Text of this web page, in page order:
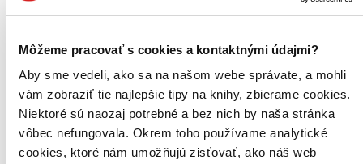
Môžeme pracovať s cookies a kontaktnými údajmi?
Aby sme vedeli, ako sa na našom webe správate, a mohli
vám zobraziť tie najlepšie tipy na knihy, zbierame cookies.
Niektoré sú naozaj potrebné a bez nich by naša stránka
vôbec nefungovala. Okrem toho používame analytické
cookies, ktoré nám umožňujú zisťovať, ako náš web
Gustave Flaubert (36 titulov)Gustave Flaubert36
Gaston LeRoux (33 titulov)Gaston LeRoux33
Romain Rolland (31 titulov)
Romain Rolland
Agnes Martin-Lugand (31 titulov)Agnes Martin-Lugand31
Victor Hugo (24 titulov) Victor Hugo 24
Choderlos de Laclos (21 titulov)Choderlos de Laclos21
Choderlos De Laclos (21 titulov)Choderlos De Laclos